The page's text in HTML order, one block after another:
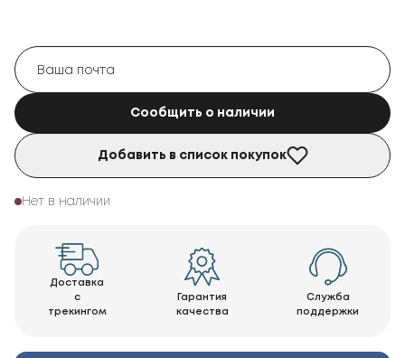
Сообщить о наличии
Добавить в список покупок
Нет в наличии
Доставка
с
трекингом
Гарантия
качества
Служба
поддержки